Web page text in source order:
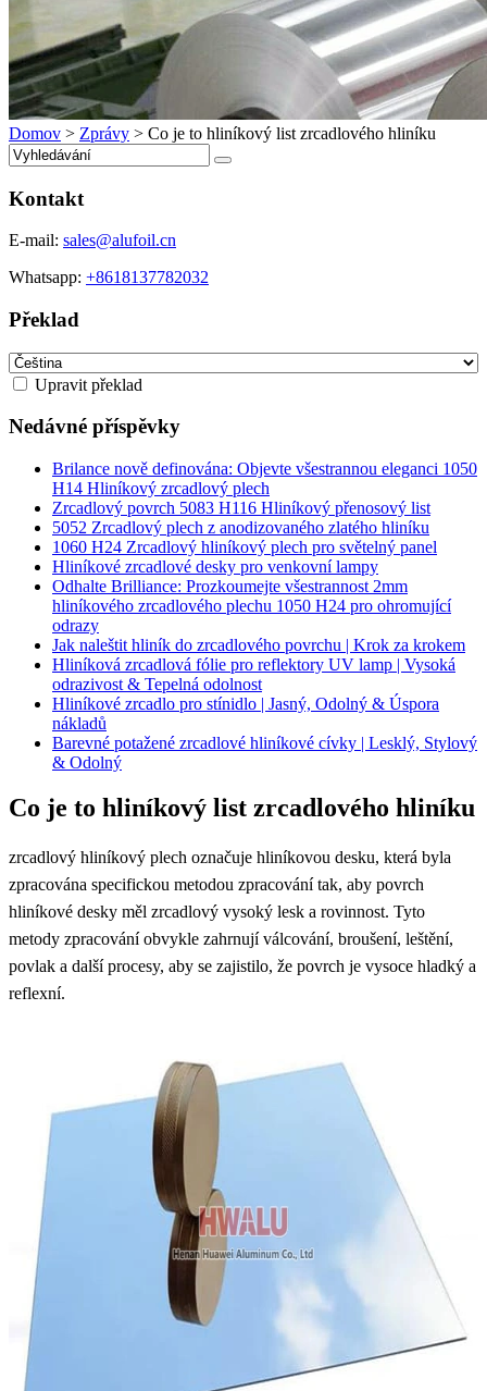
Domov > Zprávy > Co je to hliníkový list zrcadlového hliníku
Kontakt
E-mail: sales@alufoil.cn
Whatsapp: +8618137782032
Překlad
Upravit překlad
Nedávné příspěvky
Brilance nově definována: Objevte všestrannou eleganci 1050
H14 Hliníkový zrcadlový plech
Zrcadlový povrch 5083 H116 Hliníkový přenosový list
5052 Zrcadlový plech z anodizovaného zlatého hliníku
1060 H24 Zrcadlový hliníkový plech pro světelný panel
Hliníkové zrcadlové desky pro venkovní lampy
Odhalte Brilliance: Prozkoumejte všestrannost 2mm
hliníkového zrcadlového plechu 1050 H24 pro ohromující
odrazy
Jak naleštit hliník do zrcadlového povrchu | Krok za krokem
Hliníková zrcadlová fólie pro reflektory UV lamp | Vysoká
odrazivost & Tepelná odolnost
Hliníkové zrcadlo pro stínidlo | Jasný, Odolný & Úspora
nákladů
Barevné potažené zrcadlové hliníkové cívky | Lesklý, Stylový
& Odolný
Co je to hliníkový list zrcadlového hliníku
zrcadlový hliníkový plech označuje hliníkovou desku, která byla
zpracována specifickou metodou zpracování tak, aby povrch
hliníkové desky měl zrcadlový vysoký lesk a rovinnost. Tyto
metody zpracování obvykle zahrnují válcování, broušení, leštění,
povlak a další procesy, aby se zajistilo, že povrch je vysoce hladký a
reflexní.